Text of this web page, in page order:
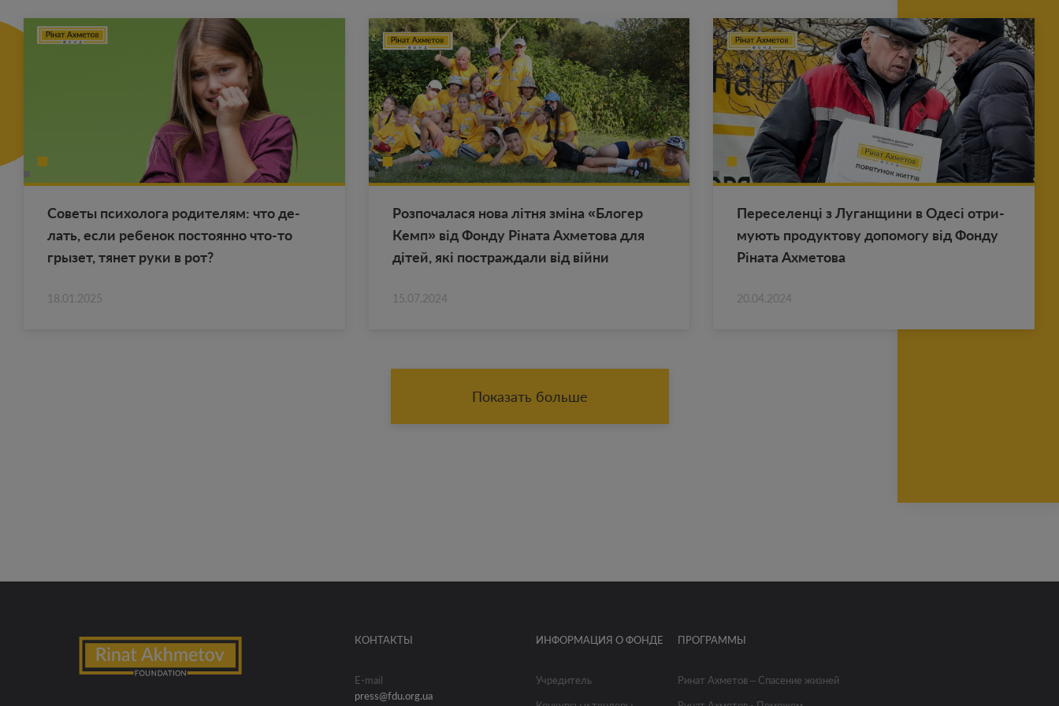
Со­ве­ты пси­хо­ло­га ро­ди­те­лям: что де­
лать, если ре­бе­нок по­сто­ян­но что-то
гры­зет, тянет руки в рот?
18.01.2025
Роз­по­ча­ла­ся нова літня зміна «Бло­гер
Кемп» від Фонду Ріната Ах­ме­то­ва для
дітей, які по­ст­раж­да­ли від війни
15.07.2024
Пе­ре­се­ленці з Лу­ган­щи­ни в Одесі от­ри­
му­ють про­дук­то­ву до­по­мо­гу від Фонду
Ріната Ах­ме­то­ва
20.04.2024
Показать больше
КОНТАКТЫ
E-mail
press@fdu.org.ua
ИНФОРМАЦИЯ О ФОНДЕ
Учредитель
ПРОГРАММЫ
Ринат Ахметов – Спасение жизней